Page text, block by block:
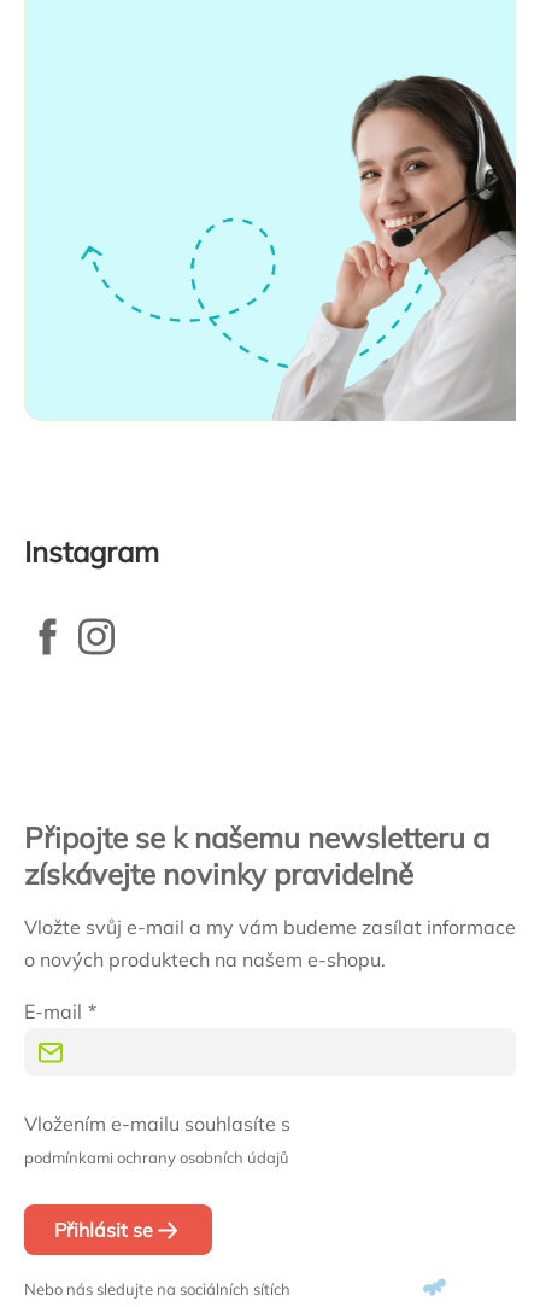
Instagram
Připojte se k našemu newsletteru a
získávejte novinky pravidelně
Vložte svůj e-mail a my vám budeme zasílat informace
o nových produktech na našem e-shopu.
E-mail
Vložením e-mailu souhlasíte s
podmínkami ochrany osobních údajů
Přihlásit se
Nebo nás sledujte na sociálních sítích